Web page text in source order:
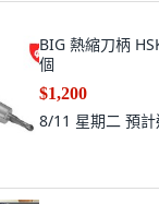
BIG 熱縮刀柄
個
$1,200
8/11 星期二 預計